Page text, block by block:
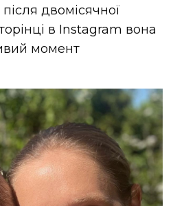
двомісячної
в Instagram вона
момент